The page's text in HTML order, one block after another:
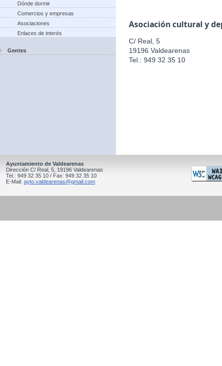
Dónde dormir
Comercios y empresas
Asociaciones
Enlaces de interés
Gentes
Asociación cultural y
C/ Real, 5
19196 Valdearenas
Tel.: 949 32 35 10
Ayuntamiento de Valdearenas
Dirección C/ Real, 5, 19196 Valdearenas
Tel.: 949 32 35 10 / Fax: 949 32 35 10
E-Mail: ayto.valdearenas@gmail.com